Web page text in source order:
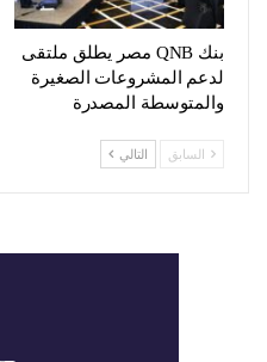
بنك QNB مصر يطلق ملتقى
لدعم المشروعات الصغيرة
والمتوسطة المصدرة
السابق التالي